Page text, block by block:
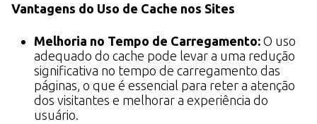
Vantagens do Uso de Cache nos Sites
Melhoria no Tempo de Carregamento:O uso
adequado do cache pode levar a uma redução
significativa no tempo de carregamento das
páginas, o que é essencial para reter a atenção
dos visitantes e melhorar a experiência do
usuário.